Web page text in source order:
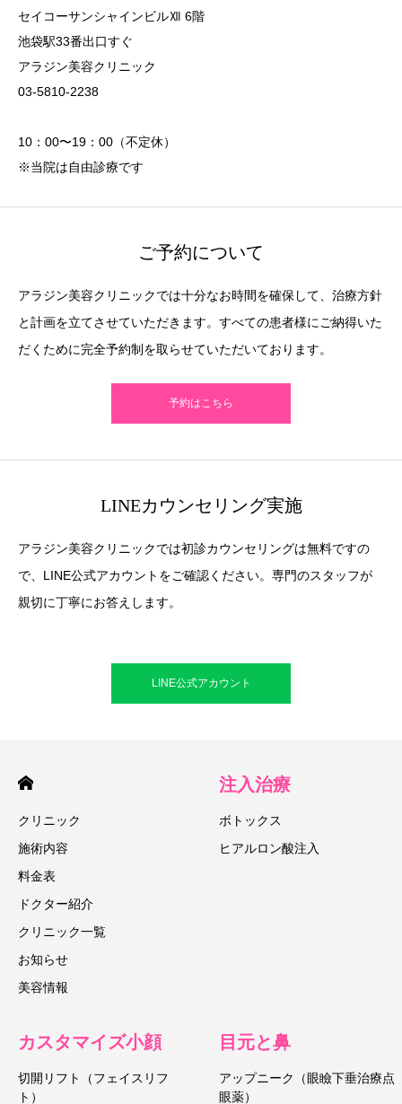
セイコーサンシャインビルⅫ 6階
池袋駅33番出口すぐ
アラジン美容クリニック
03-5810-2238
10：00〜19：00（不定休）
※当院は自由診療です
ご予約について
アラジン美容クリニックでは十分なお時間を確保して、治療方針
と計画を立てさせていただきます。すべての患者様にご納得いた
だくために完全予約制を取らせていただいております。
予約はこちら
LINEカウンセリング実施
アラジン美容クリニックでは初診カウンセリングは無料ですの
で、LINE公式アカウントをご確認ください。専門のスタッフが
親切に丁寧にお答えします。
LINE公式アカウント
クリニック
施術内容
料金表
ドクター紹介
クリニック一覧
お知らせ
美容情報
注入治療
ボトックス
ヒアルロン酸注入
カスタマイズ小顔
切開リフト（フェイスリフ
ト）
目元と鼻
アップニーク（眼瞼下垂治療点
眼薬）
LINE予約